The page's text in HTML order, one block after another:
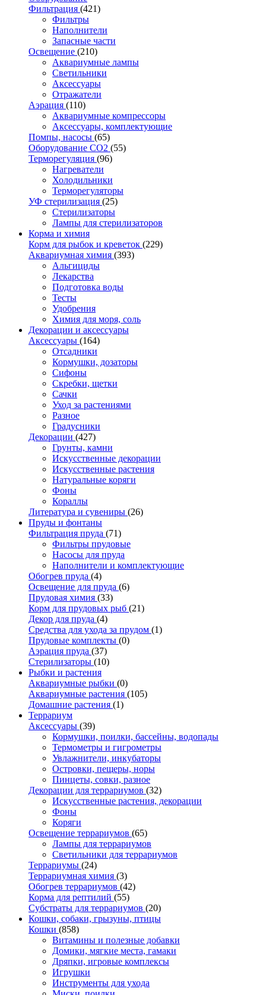
Фильтрация (421)
Фильтры
Наполнители
Запасные части
Освещение (210)
Аквариумные лампы
Светильники
Аксессуары
Отражатели
Аэрация (110)
Аквариумные компрессоры
Аксессуары, комплектующие
Помпы, насосы (65)
Оборудование CO2 (55)
Терморегуляция (96)
Нагреватели
Холодильники
Терморегуляторы
УФ стерилизация (25)
Стерилизаторы
Лампы для стерилизаторов
Корма и химия
Корм для рыбок и креветок (229)
Аквариумная химия (393)
Альгициды
Лекарства
Подготовка воды
Тесты
Удобрения
Химия для моря, соль
Декорации и аксессуары
Аксессуары (164)
Отсадники
Кормушки, дозаторы
Сифоны
Скребки, щетки
Сачки
Уход за растениями
Разное
Градусники
Декорации (427)
Грунты, камни
Искусственные декорации
Искусственные растения
Натуральные коряги
Фоны
Кораллы
Литература и сувениры (26)
Пруды и фонтаны
Фильтрация пруда (71)
Фильтры прудовые
Насосы для пруда
Наполнители и комплектующие
Обогрев пруда (4)
Освещение для пруда (6)
Прудовая химия (33)
Корм для прудовых рыб (21)
Декор для пруда (4)
Средства для ухода за прудом (1)
Прудовые комплекты (0)
Аэрация пруда (37)
Стерилизаторы (10)
Рыбки и растения
Аквариумные рыбки (0)
Аквариумные растения (105)
Домашние растения (1)
Террариум
Аксессуары (39)
Кормушки, поилки, бассейны, водопады
Термометры и гигрометры
Увлажнители, инкубаторы
Островки, пещеры, норы
Пинцеты, совки, разное
Декорации для террариумов (32)
Искусственные растения, декорации
Фоны
Коряги
Освещение террариумов (65)
Лампы для террариумов
Светильники для террариумов
Террариумы (24)
Террариумная химия (3)
Обогрев террариумов (42)
Корма для рептилий (55)
Субстраты для террариумов (20)
Кошки, собаки, грызуны, птицы
Кошки (858)
Витамины и полезные добавки
Домики, мягкие места, гамаки
Дряпки, игровые комплексы
Игрушки
Инструменты для ухода